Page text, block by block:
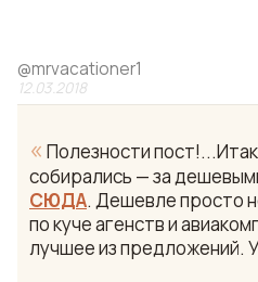
@mrvacationer1
12.03.2018
« Полезности
собирались — за
СЮДА. Дешевле просто
по куче агенств и
лучшее из предложений.